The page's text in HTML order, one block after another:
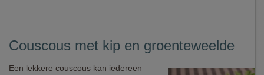
Couscous met kip en groenteweelde
Een lekkere couscous kan iedereen